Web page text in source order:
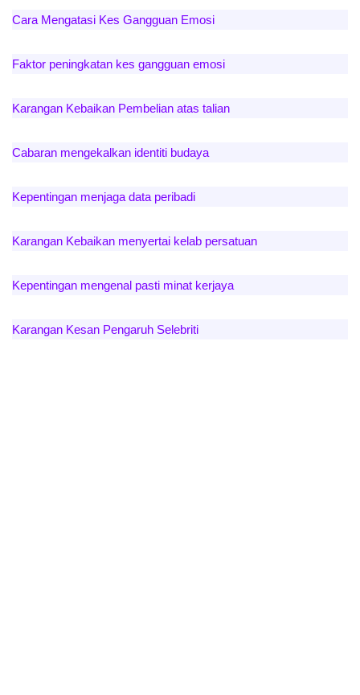
Cara Mengatasi Kes Gangguan Emosi
Faktor peningkatan kes gangguan emosi
Karangan Kebaikan Pembelian atas talian
Cabaran mengekalkan identiti budaya
Kepentingan menjaga data peribadi
Karangan Kebaikan menyertai kelab persatuan
Kepentingan mengenal pasti minat kerjaya
Karangan Kesan Pengaruh Selebriti